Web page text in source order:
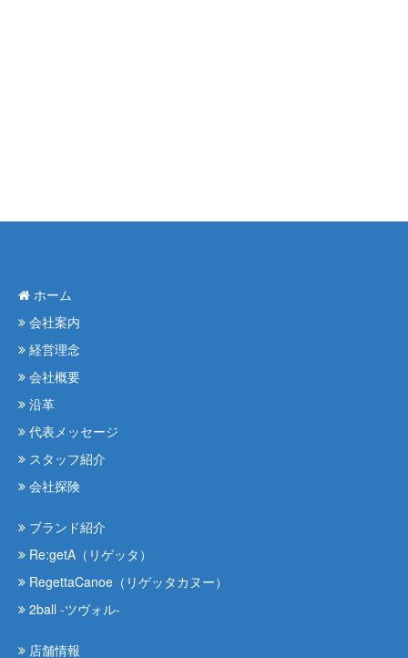
ホーム
会社案内
経営理念
会社概要
沿革
代表メッセージ
スタッフ紹介
会社探険
ブランド紹介
Re:getA（リゲッタ）
RegettaCanoe（リゲッタカヌー）
2ball -ツヴォル-
店舗情報